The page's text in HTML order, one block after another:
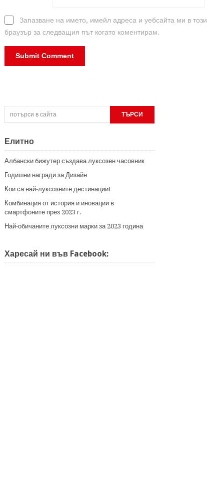
Запазване на името, имейл адреса и уебсайта ми в този
браузър за следващия път когато коментирам.
Елитно
Албански бижутер създава луксозен часовник
Годишни награди за Дизайн
Кои са най-луксозните дестинации!
Комбинация от история и иновации в
смартфоните през 2023 г.
Най-обичаните луксозни марки за 2023 година
Харесай ни във Facebook: